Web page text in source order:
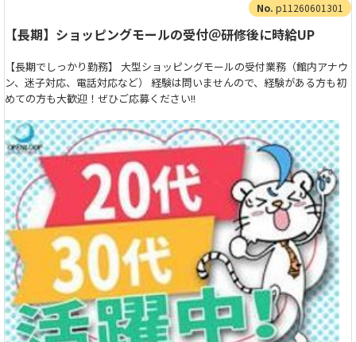
p11260601301
【長期】ショッピングモールの受付＠研修後に時給UP
【長期でしっかり勤務】 大型ショッピングモールの受付業務（館内アナウ
ン、迷子対応、電話対応など） 経験は問いませんので、経験がある方も初
めての方も大歓迎！ぜひご応募ください!!